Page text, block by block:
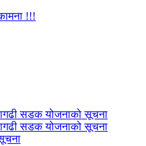
!!!
सडक योजनाको सूचना
सडक योजनाको सूचना